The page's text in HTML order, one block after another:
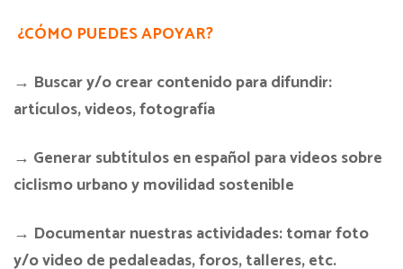
¿CÓMO PUEDES APOYAR?
→ Buscar y/o crear contenido para difundir:
artículos, videos, fotografía
→ Generar subtítulos en español para videos sobre
ciclismo urbano y movilidad sostenible
→ Documentar nuestras actividades: tomar foto
y/o video de pedaleadas, foros, talleres, etc.